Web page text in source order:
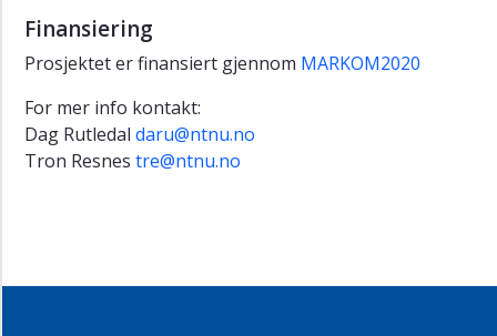
Finansiering
Prosjektet er finansiert gjennom MARKOM2020
For mer info kontakt:
Dag Rutledal daru@ntnu.no
Tron Resnes tre@ntnu.no